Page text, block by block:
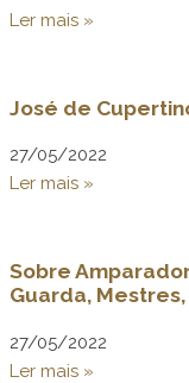
Ler mais »
José de
27/05/2022
Ler mais »
Sobre
Guarda,
27/05/2022
Ler mais »